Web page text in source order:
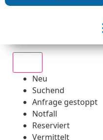
Neu
Suchend
Anfrage gestoppt
Notfall
Reserviert
Vermittelt